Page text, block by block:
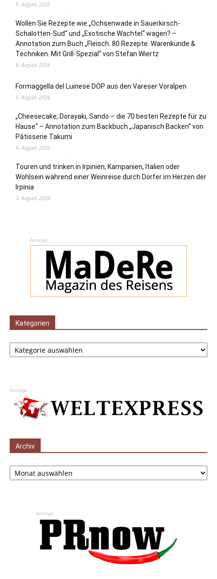
8. August 2026
Wollen Sie Rezepte wie „Ochsenwade in Sauerkirsch-
Schalotten-Sud“ und „Exotische Wachtel“ wagen? –
Annotation zum Buch „Fleisch. 80 Rezepte. Warenkunde &
Techniken. Mit Grill-Spezial“ von Stefan Wiertz
6. August 2026
Formaggella del Luinese DOP aus den Vareser Voralpen
5. August 2026
„Cheesecake, Dorayaki, Sando – die 70 besten Rezepte für zu
Hause“ – Annotation zum Backbuch „Japanisch Backen“ von
Pâtisserie Takumi
4. August 2026
Touren und trinken in Irpinien, Kampanien, Italien oder
Wohlsein während einer Weinreise durch Dörfer im Herzen der
Irpinia
3. August 2026
Anzeige
Kategorien
Kategorien
Anzeige
Archiv
Archiv
Anzeige